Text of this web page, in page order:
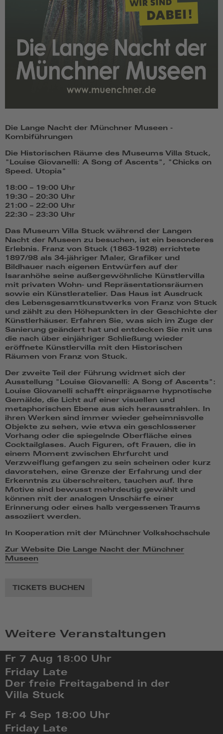
Die Lange Nacht der Münchner Museen -
Kombiführungen
Die Historischen Räume des Museums Villa Stuck,
"Louise Giovanelli: A Song of Ascents", "Chicks on
Speed. Utopia"
18:00 – 19:00 Uhr
19:30 – 20:30 Uhr
21:00 – 22:00 Uhr
22:30 – 23:30 Uhr
Das Museum Villa Stuck während der Langen
Nacht der Museen zu besuchen, ist ein besonderes
Erlebnis. Franz von Stuck (1863-1928) errichtete
1897/98 als 34-jähriger Maler, Grafiker und
Bildhauer nach eigenen Entwürfen auf der
Isaranhöhe seine außergewöhnliche Künstlervilla
mit privaten Wohn- und Repräsentationsräumen
sowie ein Künstleratelier. Das Haus ist Ausdruck
des Lebensgesamtkunstwerks von Franz von Stuck
und zählt zu den Höhepunkten in der Geschichte der
Künstlerhäuser. Erfahren Sie, was sich im Zuge der
Sanierung geändert hat und entdecken Sie mit uns
die nach über einjähriger Schließung wieder
eröffnete Künstlervilla mit den Historischen
Räumen von Franz von Stuck.
Der zweite Teil der Führung widmet sich der
Ausstellung "Louise Giovanelli: A Song of Ascents":
Louise Giovanelli schafft einprägsame hypnotische
Gemälde, die Licht auf einer visuellen und
metaphorischen Ebene aus sich herausstrahlen. In
ihren Werken sind immer wieder geheimnisvolle
Objekte zu sehen, wie etwa ein geschlossener
Vorhang oder die spiegelnde Oberfläche eines
Cocktailglases. Auch Figuren, oft Frauen, die in
einem Moment zwischen Ehrfurcht und
Verzweiflung gefangen zu sein scheinen oder kurz
davorstehen, eine Grenze der Erfahrung und der
Erkenntnis zu überschreiten, tauchen auf. Ihre
Motive sind bewusst mehrdeutig gewählt und
können mit der analogen Unschärfe einer
Erinnerung oder eines halb vergessenen Traums
assoziiert werden.
In Kooperation mit der Münchner Volkshochschule
Zur Website Die Lange Nacht der Münchner
Museen
TICKETS BUCHEN
Weitere Veranstaltungen
Fr 7 Aug 18:00 Uhr
Friday Late
Der freie Freitagabend in der
Villa Stuck
Aug
7
Fr 4 Sep 18:00 Uhr
Friday Late